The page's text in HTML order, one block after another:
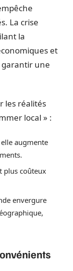
La crise
la
et
garantir une
les réalités
local » :
augmente
plus coûteux
envergure